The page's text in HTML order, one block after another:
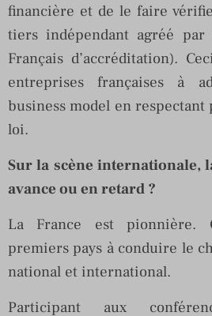
financière et de le faire
tiers indépendant agréé par
Français d’accréditation).
entreprises françaises à
business model en
loi.
Sur la scène internationale,
avance ou en retard ?
La France est pionnière.
premiers pays à conduire le
national et international.
Participant aux